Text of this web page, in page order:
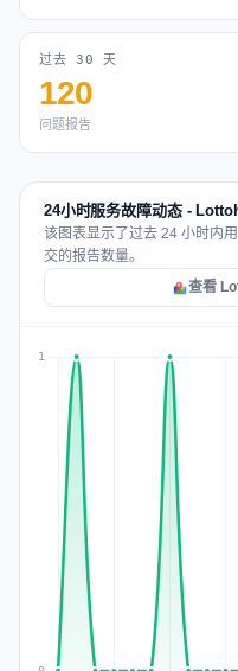
过去 30 天
120
问题报告
24小时服务故障动态 -
该图表显示了过去 24 小时内
交的报告数量。
查看